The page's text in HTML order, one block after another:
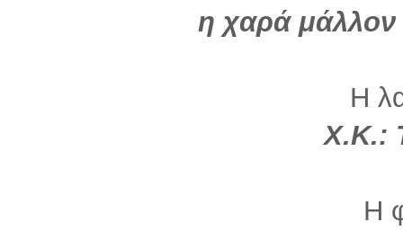
η χαρά μάλλον
Η
Χ.Κ.:
Η